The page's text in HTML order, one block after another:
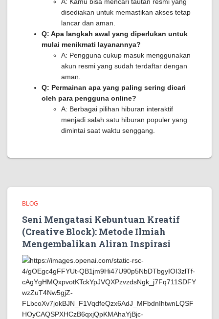
disediakan untuk memastikan akses tetap
lancar dan aman.
Q: Apa langkah awal yang diperlukan untuk
mulai menikmati layanannya?
A: Pengguna cukup masuk menggunakan
akun resmi yang sudah terdaftar dengan
aman.
Q: Permainan apa yang paling sering dicari
oleh para pengguna online?
A: Berbagai pilihan hiburan interaktif
menjadi salah satu hiburan populer yang
dimintai saat waktu senggang.
BLOG
Seni Mengatasi Kebuntuan Kreatif
(Creative Block): Metode Ilmiah
Mengembalikan Aliran Inspirasi